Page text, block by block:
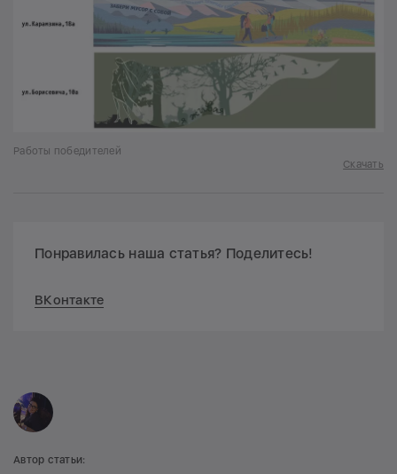
Работы победителей
Скачать
Понравилась наша статья? Поделитесь!
ВКонтакте
Автор статьи: